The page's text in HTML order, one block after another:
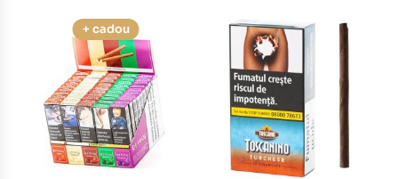
+ cadou